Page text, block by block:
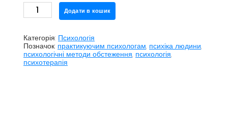
Психологічна
допомога
ситуаціях
кількість
Додати в кошик
Категорія: Психологія
Позначок: практикуючим психологам, психіка людини,
психологічні методи обстеження, психологія,
психотерапія